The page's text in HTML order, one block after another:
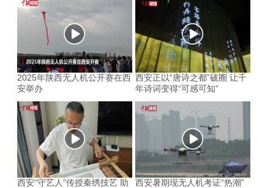
2025年陕西无人机公开赛在西
安举办
西安正以“唐诗之都”破圈 让千
年诗词变得“可感可知”
西安“守艺人”传授秦绣技艺 助
西安暑期现无人机考证“热潮”